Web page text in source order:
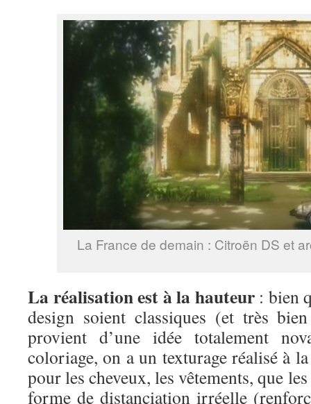
La France de demain : Citroën DS et
La réalisation est à la hauteur: bien
design soient classiques (et très
provient d’une idée totalement
coloriage, on a un texturage réalisé à
pour les cheveux, les vêtements, que
forme de distanciation irréelle